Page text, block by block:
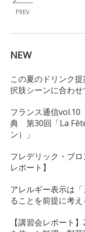
PREV
NEW
この夏のドリンク
択肢シーンに合わ
フランス通信
典 第30回「La
ン）」
フレデリック・ブ
レポート】
アレルギー表示は
ることを前提に考
【講習会レポート